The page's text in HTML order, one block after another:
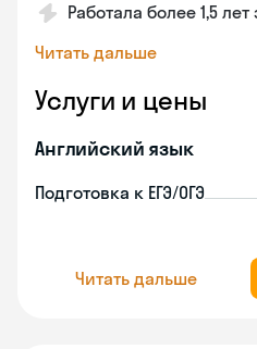
Работала более 1,5
Читать дальше
Услуги и цены
Английский язык
Подготовка к ЕГЭ/ОГЭ
Читать дальше